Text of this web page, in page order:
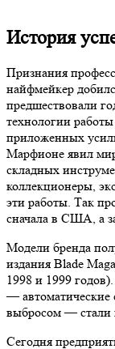
История
Признания
найфмейкер
предшествовали
технологии
приложенных
Марфионе явил
складных
коллекционеры,
эти работы. Так
сначала в США, а
Модели бренда
издания Blade
1998 и 1999
—
выбросом — стали
Сегодня